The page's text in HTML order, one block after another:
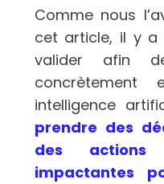
Comme nous
cet article, il y a
valider afin
concrètement
intelligence
prendre des
des
impactantes